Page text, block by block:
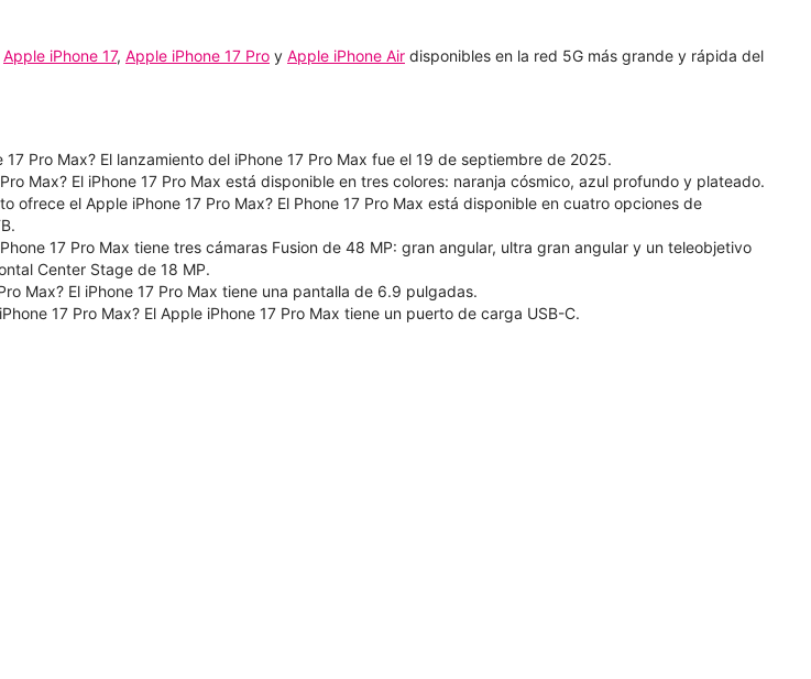
Apple iPhone 17, Apple iPhone 17 Pro y Apple iPhone Air disponibles en la red 5G más grande y rápida del
Pro Max? El lanzamiento del iPhone 17 Pro Max fue el 19 de septiembre de 2025.
Max? El iPhone 17 Pro Max está disponible en tres colores: naranja cósmico, azul profundo y plateado.
ofrece el Apple iPhone 17 Pro Max? El Phone 17 Pro Max está disponible en cuatro opciones de
17 Pro Max tiene tres cámaras Fusion de 48 MP: gran angular, ultra gran angular y un teleobjetivo
Center Stage de 18 MP.
Max? El iPhone 17 Pro Max tiene una pantalla de 6.9 pulgadas.
17 Pro Max? El Apple iPhone 17 Pro Max tiene un puerto de carga USB-C.